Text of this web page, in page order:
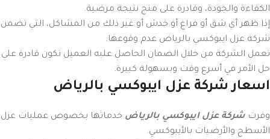
الكفاءة والجودة، وقادرة على منح نتيجة مرضية.
إذا ظهر أي شق أو فراغ أو خدش أو غير ذلك من المشاكل، التي تضمن
شركة عزل ايبوكسي بالرياض عدم وقوعها.
تعمل الشركة من خلال الضمان الحاصل عليه العميل تكون قادرة على
حل الأمر في أسرع وقت وبسهولة كبيرة.
اسعار شركة عزل ايبوكسي بالرياض
وفرت شركة عزل ايبوكسي بالرياض خدماتها بخصوص عمليات عزل
الأسطح والأرضيات بالأيبوكسي.